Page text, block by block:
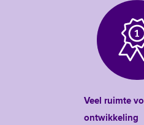
Veel ruimte
ontwikkeling